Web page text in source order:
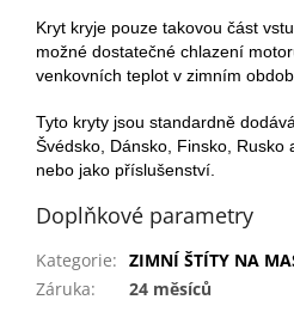
Kryt kryje pouze takovou část
možné dostatečné chlazení
venkovních teplot v zimním
Tyto kryty jsou standardně
Švédsko, Dánsko, Finsko, Rusko
nebo jako příslušenství.
Doplňkové parametry
Kategorie: ZIMNÍ ŠTÍTY NA
Záruka: 24 měsíců